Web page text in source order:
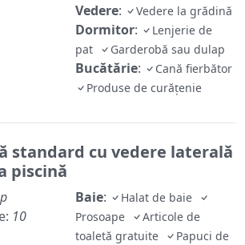
Vedere: Vedere la grădină
Dormitor:
Lenjerie de
pat
Garderobă sau dulap
Bucătărie:
Cană fierbător
Produse de curățenie
standard cu vedere laterală
piscină
10
Baie:
Halat de baie
Prosoape
Articole de
toaletă gratuite
Papuci de